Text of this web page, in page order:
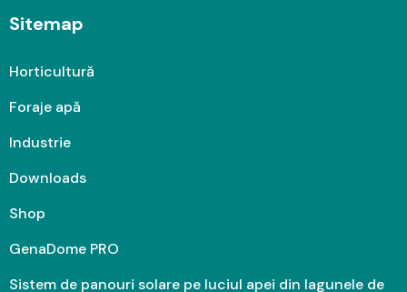
Sitemap
Horticultură
Foraje apă
Industrie
Downloads
Shop
GenaDome PRO
Sistem de panouri solare pe luciul apei din lagunele de